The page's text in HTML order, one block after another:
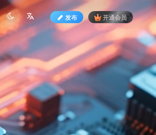
发布 开通会员